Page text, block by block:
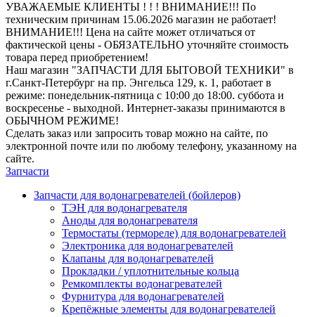
УВАЖАЕМЫЕ КЛИЕНТЫ ! ! ! ВНИМАНИЕ!!! По
техническим причинам 15.06.2026 магазин не работает!
ВНИМАНИЕ!!! Цена на сайте может отличаться от
фактической цены - ОБЯЗАТЕЛЬНО уточняйте стоимость
товара перед приобретением!
Наш магазин "ЗАПЧАСТИ ДЛЯ БЫТОВОЙ ТЕХНИКИ" в
г.Санкт-Петербург на пр. Энгельса 129, к. 1, работает в
режиме: понедельник-пятница с 10:00 до 18:00. суббота и
воскресенье - выходной. Интернет-заказы принимаются в
ОБЫЧНОМ РЕЖИМЕ!
Сделать заказ или запросить товар можно на сайте, по
электронной почте или по любому телефону, указанному на
сайте.
Запчасти
Запчасти для водонагревателей (бойлеров)
ТЭН для водонагревателя
Аноды для водонагревателя
Термостаты (термореле) для водонагревателей
Электроника для водонагревателей
Клапаны для водонагревателей
Прокладки / уплотнительные кольца
Ремкомплекты водонагревателей
Фурнитура для водонагревателей
Крепёжные элементы для водонагревателей